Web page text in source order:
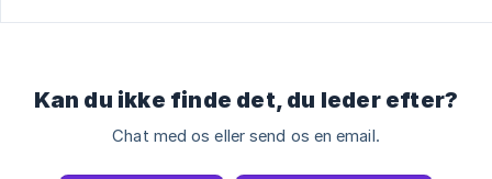
Kan du ikke finde det, du leder efter?
Chat med os eller send os en email.